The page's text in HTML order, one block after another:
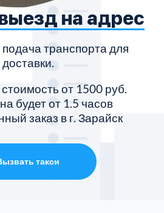
на адрес
транспорта для
доставки.
от 1500 руб.
будет от 1.5 часов
заказ в г. Зарайск
такси